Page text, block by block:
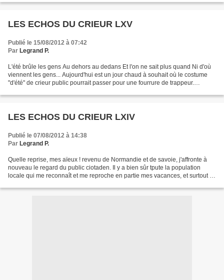
LES ECHOS DU CRIEUR LXV
Publié le 15/08/2012 à 07:42
Par Legrand P.
L'été brûle les gens Au dehors au dedans Et l'on ne sait plus quand Ni d'où
viennent les gens... Aujourd'hui est un jour chaud à souhait où le costume
"d'été" de crieur public pourrait passer pour une fourrure de trappeur.
LES ECHOS DU CRIEUR LXIV
Publié le 07/08/2012 à 14:38
Par Legrand P.
Quelle reprise, mes aïeux ! revenu de Normandie et de savoie, j'affronte à
nouveau le regard du public ciotaden. Il y a bien sûr tpute la population
locale qui me reconnaît et me reproche en partie mes vacances, et surtout la